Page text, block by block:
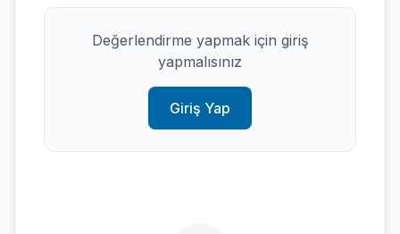
Değerlendirme yapmak için giriş
yapmalısınız
Giriş Yap